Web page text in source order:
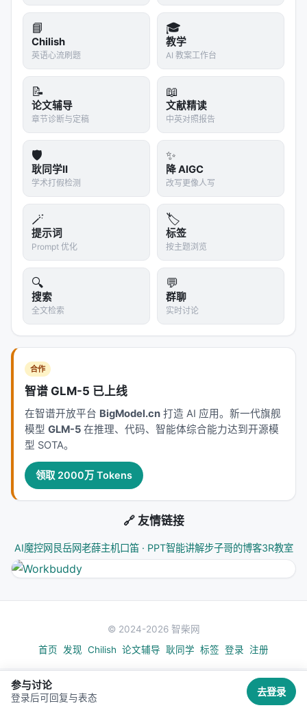
📘
Chilish
英语心流刷题
🎓
教学
AI 教案工作台
📝
论文辅导
章节诊断与定稿
📖
文献精读
中英对照报告
🛡️
耿同学II
学术打假检测
✨
降 AIGC
改写更像人写
🪄
提示词
Prompt 优化
🏷️
标签
按主题浏览
🔍
搜索
全文检索
💬
群聊
实时讨论
合作
智谱 GLM-5 已上线
在智谱开放平台 BigModel.cn 打造 AI 应用。新一代旗舰
模型 GLM-5 在推理、代码、智能体综合能力达到开源模
型 SOTA。
领取 2000万 Tokens
🔗 友情链接
AI魔控网 艮岳网老薛主机口笛 · PPT智能讲解步子哥的博客3R教室
© 2024-2026 智柴网
首页
发现 Chilish 论文辅导 耿同学 标签 登录 注册
参与讨论
登录后可回复与表态
去登录